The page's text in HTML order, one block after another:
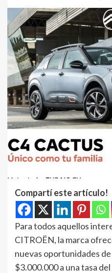
Compartí este artículo!
Para todos aquellos
CITROËN, la marca
nuevas oportunidades
$3.000.000 a una tasa